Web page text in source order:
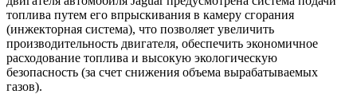
топлива путем его впрыскивания в камеру сгорания
(инжекторная система), что позволяет увеличить
производительность двигателя, обеспечить экономичное
расходование топлива и высокую экологическую
безопасность (за счет снижения объема вырабатываемых
газов).